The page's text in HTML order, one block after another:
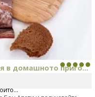
в домашното приго...
на изцяло нов